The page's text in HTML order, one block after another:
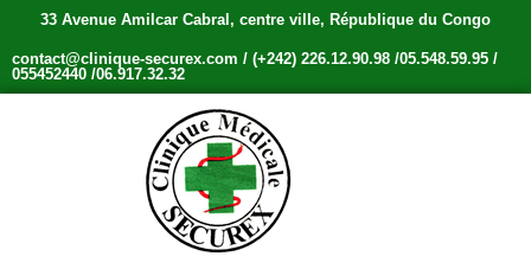
33 Avenue Amilcar Cabral, centre ville, République du Congo
contact@clinique-securex.com / (+242) 226.12.90.98 /05.548.59.95 /
055452440 /06.917.32.32